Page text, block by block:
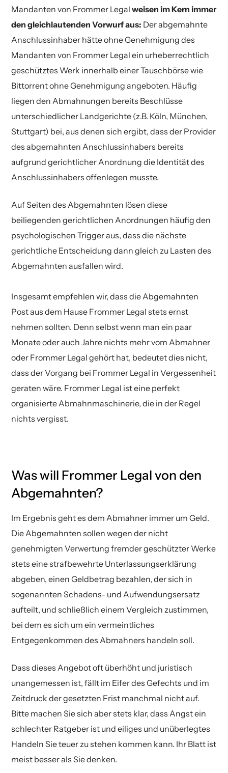
Mandanten von Frommer Legalweisen im Kern immer
den gleichlautenden Vorwurf aus: Der abgemahnte
Anschlussinhaber hätte ohne Genehmigung des
Mandanten von Frommer Legal ein urheberrechtlich
geschütztes Werk innerhalb einer Tauschbörse wie
Bittorrent ohne Genehmigung angeboten. Häufig
liegen den Abmahnungen bereits Beschlüsse
unterschiedlicher Landgerichte (z.B. Köln, München,
Stuttgart) bei, aus denen sich ergibt, dass der Provider
des abgemahnten Anschlussinhabers bereits
aufgrund gerichtlicher Anordnung die Identität des
Anschlussinhabers offenlegen musste.
Auf Seiten des Abgemahnten lösen diese
beiliegenden gerichtlichen Anordnungen häufig den
psychologischen Trigger aus, dass die nächste
gerichtliche Entscheidung dann gleich zu Lasten des
Abgemahnten ausfallen wird.
Insgesamt empfehlen wir, dass die Abgemahnten
Post aus dem Hause Frommer Legal stets ernst
nehmen sollten. Denn selbst wenn man ein paar
Monate oder auch Jahre nichts mehr vom Abmahner
oder Frommer Legal gehört hat, bedeutet dies nicht,
dass der Vorgang bei Frommer Legal in Vergessenheit
geraten wäre. Frommer Legal ist eine perfekt
organisierte Abmahnmaschinerie, die in der Regel
nichts vergisst.
Was will Frommer Legal von den
Abgemahnten?
Im Ergebnis geht es dem Abmahner immer um Geld.
Die Abgemahnten sollen wegen der nicht
genehmigten Verwertung fremder geschützter Werke
stets eine strafbewehrte Unterlassungserklärung
abgeben, einen Geldbetrag bezahlen, der sich in
sogenannten Schadens- und Aufwendungsersatz
aufteilt, und schließlich einem Vergleich zustimmen,
bei dem es sich um ein vermeintliches
Entgegenkommen des Abmahners handeln soll.
Dass dieses Angebot oft überhöht und juristisch
unangemessen ist, fällt im Eifer des Gefechts und im
Zeitdruck der gesetzten Frist manchmal nicht auf.
Bitte machen Sie sich aber stets klar, dass Angst ein
schlechter Ratgeber ist und eiliges und unüberlegtes
Handeln Sie teuer zu stehen kommen kann. Ihr Blatt ist
meist besser als Sie denken.